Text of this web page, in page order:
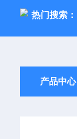
热门搜索：
产品中心